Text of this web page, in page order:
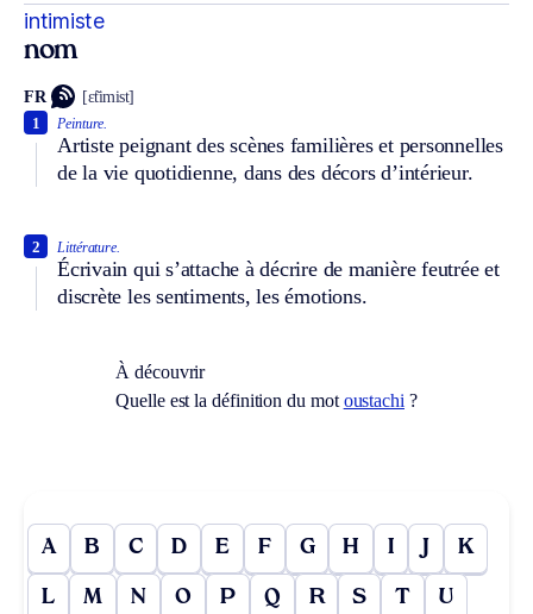
intimiste
nom
FR [ɛ̃timist]
Peinture.
Artiste peignant des scènes familières et personnelles
de la vie quotidienne, dans des décors d’intérieur.
1
Littérature.
Écrivain qui s’attache à décrire de manière feutrée et
discrète les sentiments, les émotions.
2
À découvrir
Quelle est la définition du mot oustachi ?
A B C D E F G H I J K
L M N O P Q R S T U